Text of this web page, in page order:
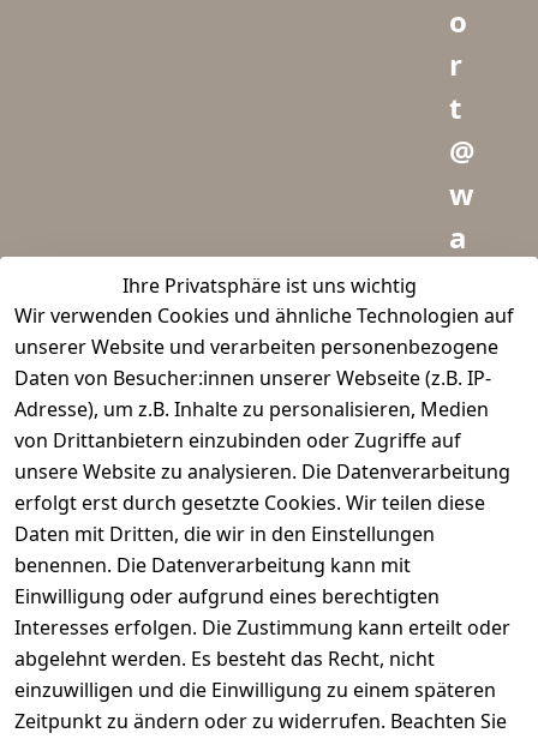
Ihre Privatsphäre ist uns wichtig
Wir verwenden Cookies und ähnliche Technologien auf
unserer Website und verarbeiten personenbezogene
Daten von Besucher:innen unserer Webseite (z.B. IP-
Adresse), um z.B. Inhalte zu personalisieren, Medien
von Drittanbietern einzubinden oder Zugriffe auf
unsere Website zu analysieren. Die Datenverarbeitung
erfolgt erst durch gesetzte Cookies. Wir teilen diese
Daten mit Dritten, die wir in den Einstellungen
benennen. Die Datenverarbeitung kann mit
Einwilligung oder aufgrund eines berechtigten
Interesses erfolgen. Die Zustimmung kann erteilt oder
abgelehnt werden. Es besteht das Recht, nicht
einzuwilligen und die Einwilligung zu einem späteren
Zeitpunkt zu ändern oder zu widerrufen. Beachten Sie
o
r
t
@
w
a
d
m
e
i
s
r.
e